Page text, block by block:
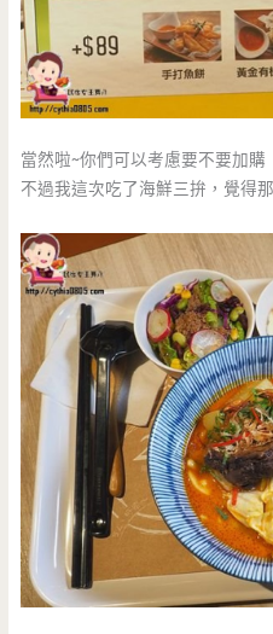
當然啦~你們可以考慮要不要加購
不過我這次吃了海鮮三拚，覺得